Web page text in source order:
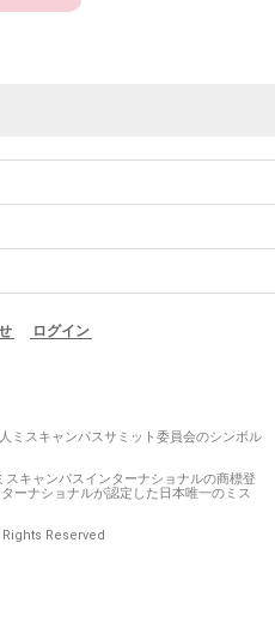
ログイン
ミスキャンパスサミット委員会のシンボル
キャンパスインターナショナルの商標登
ーナショナルが認定した日本唯一のミス
Reserved